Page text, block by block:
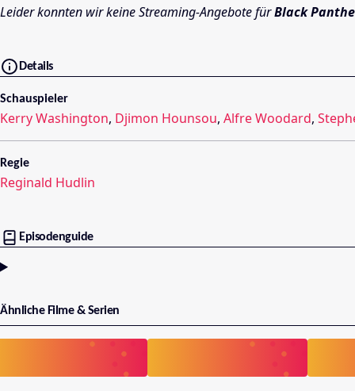
Leider konnten wir keine Streaming-Angebote fürBlack
Details
Schauspieler
Kerry Washington, Djimon Hounsou, Alfre Woodard,
Regie
Reginald Hudlin
Episodenguide
Ähnliche Filme & Serien